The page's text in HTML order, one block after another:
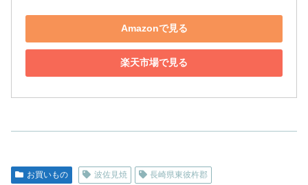
Amazonで見る
楽天市場で見る
お買いもの 波佐見焼 長崎県東彼杵郡